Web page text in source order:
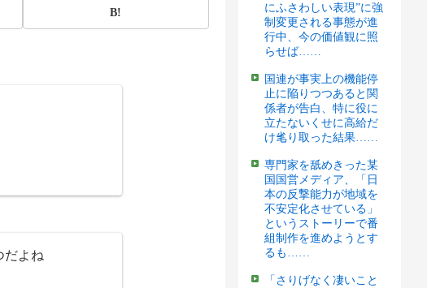
B!
だよね
にふさわしい表現”に強
制変更される事態が進
行中、今の価値観に照
らせば……
国連が事実上の機能停
止に陥りつつあると関
係者が告白、特に役に
立たないくせに高給だ
け毟り取った結果……
専門家を舐めきった某
国国営メディア、「日
本の反撃能力が地域を
不安定化させている」
というストーリーで番
組制作を進めようとす
るも……
「さりげなく凄いこと